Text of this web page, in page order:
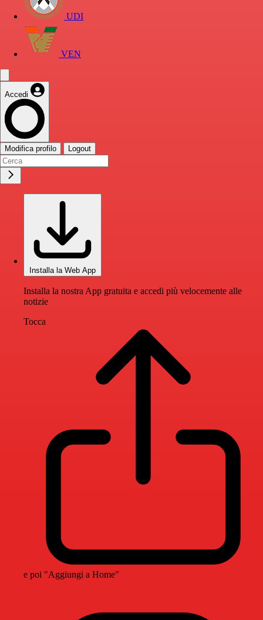
UDI
VEN
Accedi
Modifica profilo Logout
Installa la Web App
Installa la nostra App gratuita e accedi più velocemente alle
notizie
Tocca
e poi "Aggiungi a Home"